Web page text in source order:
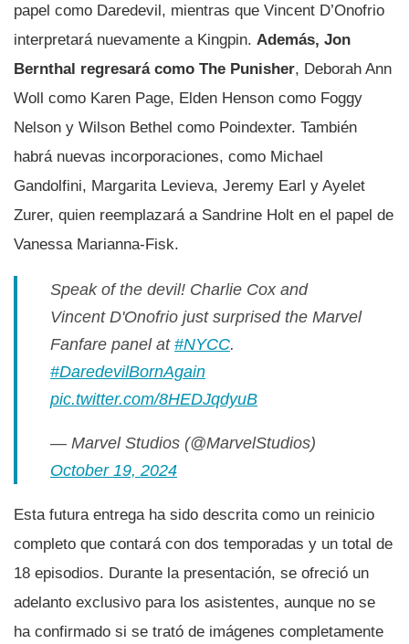
papel como Daredevil, mientras que Vincent D’Onofrio
interpretará nuevamente a Kingpin. Además, Jon
Bernthal regresará como The Punisher, Deborah Ann
Woll como Karen Page, Elden Henson como Foggy
Nelson y Wilson Bethel como Poindexter. También
habrá nuevas incorporaciones, como Michael
Gandolfini, Margarita Levieva, Jeremy Earl y Ayelet
Zurer, quien reemplazará a Sandrine Holt en el papel de
Vanessa Marianna-Fisk.
Speak of the devil! Charlie Cox and
Vincent D'Onofrio just surprised the Marvel
Fanfare panel at #NYCC.
#DaredevilBornAgain
pic.twitter.com/8HEDJqdyuB
— Marvel Studios (@MarvelStudios)
October 19, 2024
Esta futura entrega ha sido descrita como un reinicio
completo que contará con dos temporadas y un total de
18 episodios. Durante la presentación, se ofreció un
adelanto exclusivo para los asistentes, aunque no se
ha confirmado si se trató de imágenes completamente